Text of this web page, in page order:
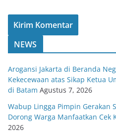
NEWS
Arogansi Jakarta di Beranda
Kekecewaan atas Sikap Ketua
di Batam Agustus 7, 2026
Wabup Lingga Pimpin Gerakan
Dorong Warga Manfaatkan Cek
2026